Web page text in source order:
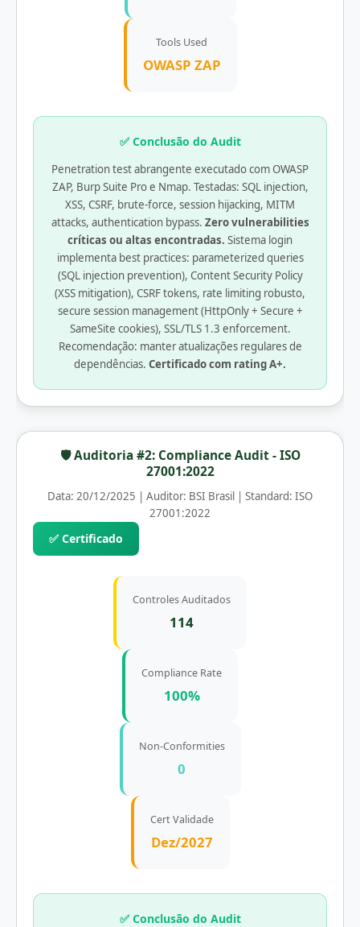
Tools Used
OWASP ZAP
✅ Conclusão do Audit
Penetration test abrangente executado com OWASP
ZAP, Burp Suite Pro e Nmap. Testadas: SQL injection,
XSS, CSRF, brute-force, session hijacking, MITM
attacks, authentication bypass. Zero vulnerabilities
críticas ou altas encontradas. Sistema login
implementa best practices: parameterized queries
(SQL injection prevention), Content Security Policy
(XSS mitigation), CSRF tokens, rate limiting robusto,
secure session management (HttpOnly + Secure +
SameSite cookies), SSL/TLS 1.3 enforcement.
Recomendação: manter atualizações regulares de
dependências. Certificado com rating A+.
🛡️ Auditoria #2: Compliance Audit - ISO
27001:2022
Data: 20/12/2025 | Auditor: BSI Brasil | Standard: ISO
27001:2022
✅ Certificado
Controles Auditados
114
Compliance Rate
100%
Non-Conformities
0
Cert Validade
Dez/2027
✅ Conclusão do Audit